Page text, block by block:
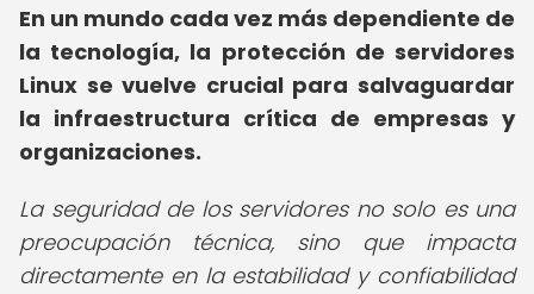
En un mundo cada vez más dependiente de
la tecnología, la protección de servidores
Linux se vuelve crucial para salvaguardar
la infraestructura crítica de empresas y
organizaciones.
La seguridad de los servidores no solo es una
preocupación técnica, sino que impacta
directamente en la estabilidad y confiabilidad